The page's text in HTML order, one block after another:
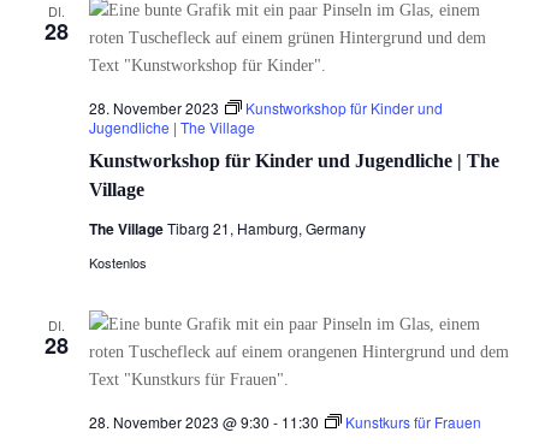
DI.
28
Kunstworkshop für Kinder und Jugendliche | The
Village
28. November 2023
Kunstworkshop für Kinder und
Jugendliche | The Village
The VillageTibarg 21, Hamburg, Germany
Kostenlos
DI.
28
28. November 2023 @ 9:30 - 11:30 Kunstkurs für Frauen